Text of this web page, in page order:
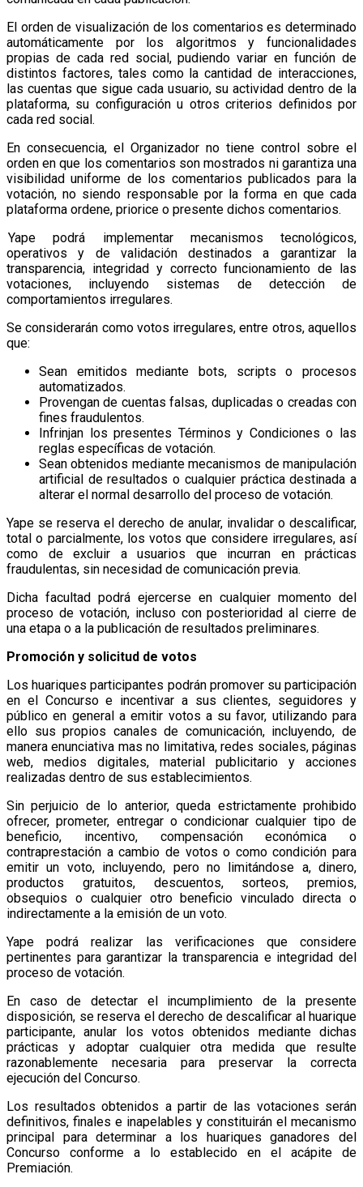
El orden de visualización de los comentarios es determinado
automáticamente por los algoritmos y funcionalidades
propias de cada red social, pudiendo variar en función de
distintos factores, tales como la cantidad de interacciones,
las cuentas que sigue cada usuario, su actividad dentro de la
plataforma, su configuración u otros criterios definidos por
cada red social.
En consecuencia, el Organizador no tiene control sobre el
orden en que los comentarios son mostrados ni garantiza una
visibilidad uniforme de los comentarios publicados para la
votación, no siendo responsable por la forma en que cada
plataforma ordene, priorice o presente dichos comentarios.
Yape podrá implementar mecanismos tecnológicos,
operativos y de validación destinados a garantizar la
transparencia, integridad y correcto funcionamiento de las
votaciones, incluyendo sistemas de detección de
comportamientos irregulares.
Se considerarán como votos irregulares, entre otros, aquellos
que:
Sean emitidos mediante bots, scripts o procesos
automatizados.
Provengan de cuentas falsas, duplicadas o creadas con
fines fraudulentos.
Infrinjan los presentes Términos y Condiciones o las
reglas específicas de votación.
Sean obtenidos mediante mecanismos de manipulación
artificial de resultados o cualquier práctica destinada a
alterar el normal desarrollo del proceso de votación.
Yape se reserva el derecho de anular, invalidar o descalificar,
total o parcialmente, los votos que considere irregulares, así
como de excluir a usuarios que incurran en prácticas
fraudulentas, sin necesidad de comunicación previa.
Dicha facultad podrá ejercerse en cualquier momento del
proceso de votación, incluso con posterioridad al cierre de
una etapa o a la publicación de resultados preliminares.
Promoción y solicitud de votos
Los huariques participantes podrán promover su participación
en el Concurso e incentivar a sus clientes, seguidores y
público en general a emitir votos a su favor, utilizando para
ello sus propios canales de comunicación, incluyendo, de
manera enunciativa mas no limitativa, redes sociales, páginas
web, medios digitales, material publicitario y acciones
realizadas dentro de sus establecimientos.
Sin perjuicio de lo anterior, queda estrictamente prohibido
ofrecer, prometer, entregar o condicionar cualquier tipo de
beneficio, incentivo, compensación económica o
contraprestación a cambio de votos o como condición para
emitir un voto, incluyendo, pero no limitándose a, dinero,
productos gratuitos, descuentos, sorteos, premios,
obsequios o cualquier otro beneficio vinculado directa o
indirectamente a la emisión de un voto.
Yape podrá realizar las verificaciones que considere
pertinentes para garantizar la transparencia e integridad del
proceso de votación.
En caso de detectar el incumplimiento de la presente
disposición, se reserva el derecho de descalificar al huarique
participante, anular los votos obtenidos mediante dichas
prácticas y adoptar cualquier otra medida que resulte
razonablemente necesaria para preservar la correcta
ejecución del Concurso.
Los resultados obtenidos a partir de las votaciones serán
definitivos, finales e inapelables y constituirán el mecanismo
principal para determinar a los huariques ganadores del
Concurso conforme a lo establecido en el acápite de
Premiación.